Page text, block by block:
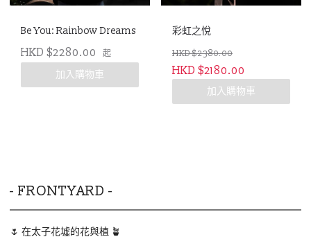
Be You: Rainbow Dreams
HKD $2280.00 起
加入購物車
彩虹之悅
HKD $2380.00
HKD $2180.00
加入購物車
- FRONTYARD -
🌷 在太子花墟的花與植 🪴